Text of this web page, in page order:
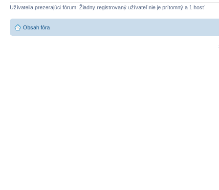
Užívatelia prezerajúci fórum: Žiadny registrovaný užívateľ nie je prítomný a 1 hosť
Obsah fóra